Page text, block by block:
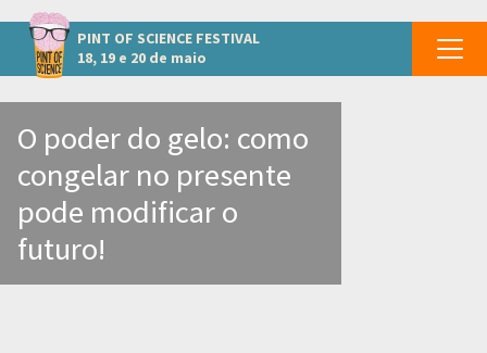
PINT OF SCIENCE FESTIVAL
18, 19 e 20 de maio
Outros eventos em Niterói
O poder do gelo: como
congelar no presente
pode modificar o
futuro!